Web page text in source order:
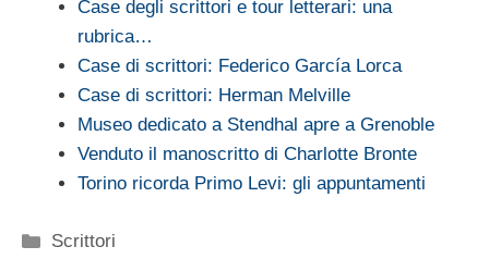
Case degli scrittori e tour letterari: una
rubrica…
Case di scrittori: Federico García Lorca
Case di scrittori: Herman Melville
Museo dedicato a Stendhal apre a Grenoble
Venduto il manoscritto di Charlotte Bronte
Torino ricorda Primo Levi: gli appuntamenti
Categorie
Scrittori